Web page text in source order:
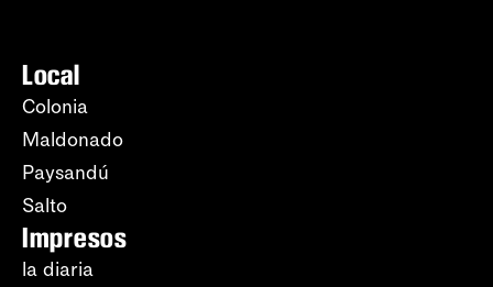
Local
Colonia
Maldonado
Paysandú
Salto
Impresos
la diaria